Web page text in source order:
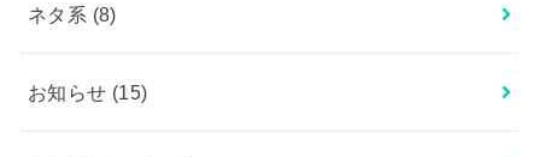
ネタ系 (8)
お知らせ (15)